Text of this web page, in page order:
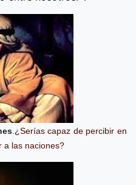
. ¿Serías capaz de percibir en
a las naciones?